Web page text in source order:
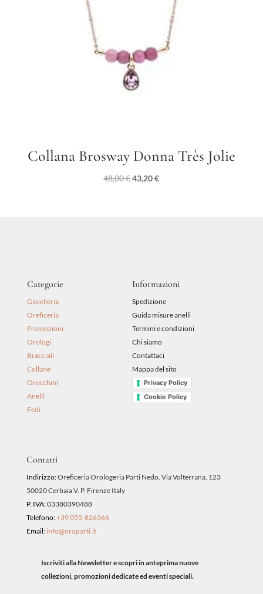
Collana Brosway Donna Très Jolie
48,00€Il
43,20€Il
Categorie
Gioielleria
Oreficeria
Promozioni
Orologi
Bracciali
Collane
Orecchini
Anelli
Fedi
Informazioni
Spedizione
Guida misure anelli
Termini e condizioni
Chi siamo
Contattaci
Mappa del sito
Privacy Policy
Cookie Policy
Contatti
Indirizzo:Oreficeria Orologeria Parti Nedo, Via Volterrana, 123
50020 Cerbaia V. P. Firenze Italy
P. IVA:03380390488
Telefono:+39 055-826366
Email: info@oroparti.it
Iscriviti alla Newsletter e scopri in anteprima nuove
collezioni, promozioni dedicate ed eventi speciali.